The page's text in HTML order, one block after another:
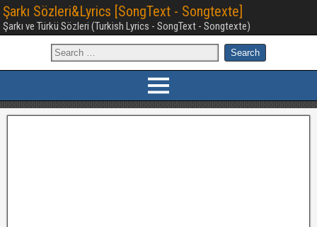
Şarkı Sözleri&Lyrics [SongText - Songtexte]
Şarkı ve Türkü Sözleri (Turkish Lyrics - SongText - Songtexte)